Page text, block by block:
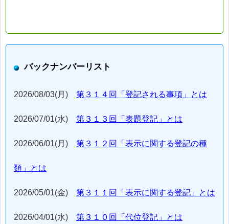
バックナンバーリスト
2026/08/03(月) 第３１４回「登記される事項」とは
2026/07/01(水) 第３１３回「表題登記」とは
2026/06/01(月) 第３１２回「表示に関する登記の種
類」とは
2026/05/01(金) 第３１１回「表示に関する登記」とは
2026/04/01(水) 第３１０回「代位登記」とは